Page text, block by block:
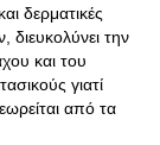
δερματικές
την
και του
γιατί
από τα